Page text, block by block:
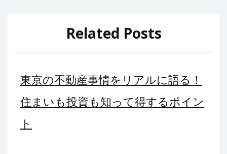
シ
ョ
ン
Related Posts
東京の不動産事情をリアルに語る！
住まいも投資も知って得するポイン
ト